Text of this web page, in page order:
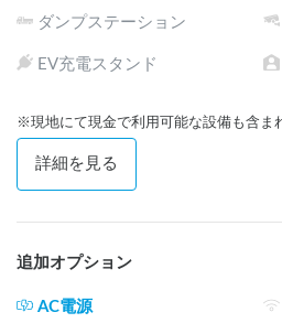
ダンプステーション
EV充電スタンド
※現地にて現金で利用可能な設備も含ま
詳細を見る
追加オプション
AC電源